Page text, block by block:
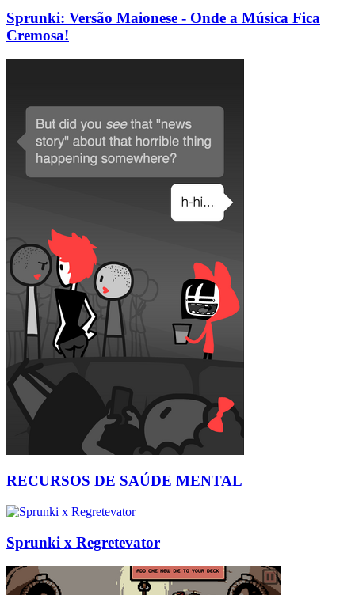
Sprunki: Versão Maionese - Onde a Música Fica
Cremosa!
RECURSOS DE SAÚDE MENTAL
Sprunki x Regretevator